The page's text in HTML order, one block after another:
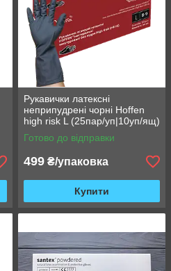
Рукавички латексні
неприпудрені чорні Hoffen
high risk L (25пар/уп|10уп/ящ)
Готово до відправки
499 ₴/упаковка
Купити